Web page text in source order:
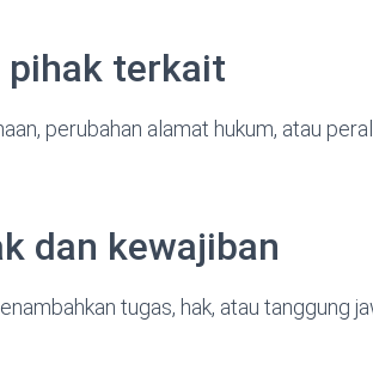
pihak terkait
perubahan alamat hukum, atau
dan kewajiban
tugas, hak, atau tanggung